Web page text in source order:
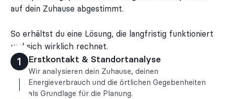
auf dein Zuhause abgestimmt.
So erhältst du eine Lösung, die langfristig funktioniert
und sich wirklich rechnet.
1 Erstkontakt & Standortanalyse
Wir analysieren dein Zuhause, deinen
Energieverbrauch und die örtlichen Gegebenheiten
als Grundlage für die Planung.